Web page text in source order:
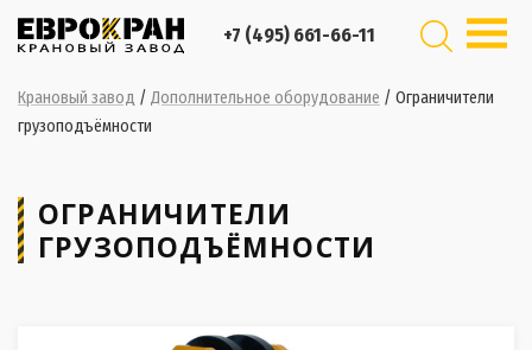
+7 (495) 661-66-11
Крановый завод / Дополнительное оборудование / Ограничители
грузоподъёмности
ОГРАНИЧИТЕЛИ
ГРУЗОПОДЪЁМНОСТИ